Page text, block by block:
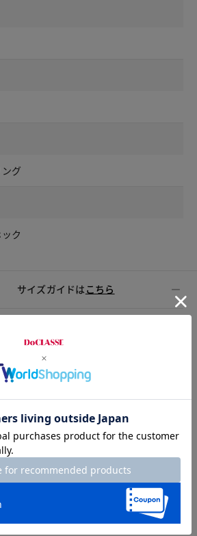
グ
ク
サイズガイドは こちら
94 28
100 68 33.5
103 29.5 68 34
106 34.5 36